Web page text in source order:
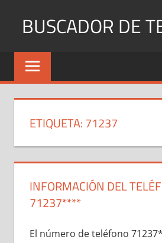
BUSCADOR DE
Identifica
Números
y
ETIQUETA:71237
INFORMACIÓN DEL
71237****
El número dе teléfono